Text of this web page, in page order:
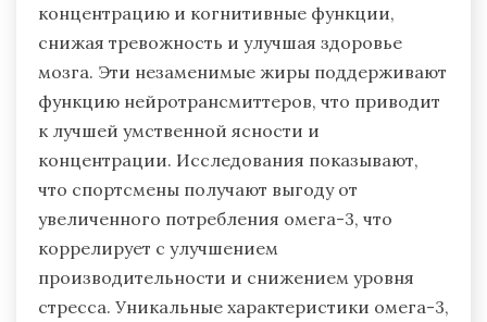
концентрацию и когнитивные функции,
снижая тревожность и улучшая здоровье
мозга. Эти незаменимые жиры поддерживают
функцию нейротрансмиттеров, что приводит
к лучшей умственной ясности и
концентрации. Исследования показывают,
что спортсмены получают выгоду от
увеличенного потребления омега-3, что
коррелирует с улучшением
производительности и снижением уровня
стресса. Уникальные характеристики омега-3,